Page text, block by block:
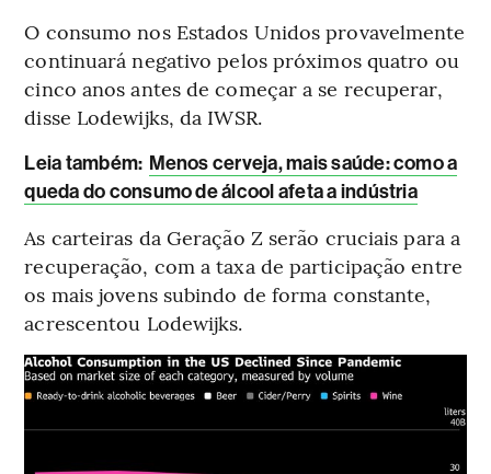
O consumo nos Estados Unidos provavelmente
continuará negativo pelos próximos quatro ou
cinco anos antes de começar a se recuperar,
disse Lodewijks, da IWSR.
Leia também: Menos cerveja, mais saúde: como a
queda do consumo de álcool afeta a indústria
As carteiras da Geração Z serão cruciais para a
recuperação, com a taxa de participação entre
os mais jovens subindo de forma constante,
acrescentou Lodewijks.